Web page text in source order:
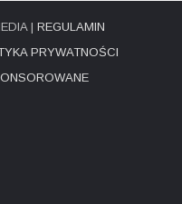
| REGULAMIN
PRYWATNOŚCI